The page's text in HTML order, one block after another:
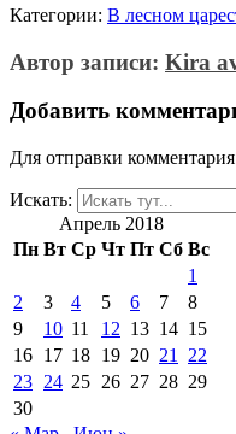
Категории: В лесном
Автор записи: Kira
Добавить
Для отправки
Искать:
Апрель 2018
Пн Вт Ср Чт Пт Сб Вс
1
2
3 4 5 6 7
8
9
10 11 12 13 14 15
16 17 18 19 20 21
22
23 24 25 26 27 28 29
30